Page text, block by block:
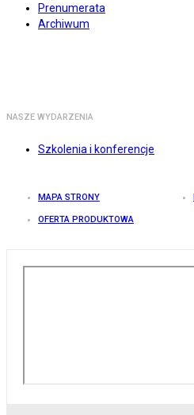
Prenumerata
Archiwum
NASZE WYDARZENIA
Szkolenia i konferencje
MAPA STRONY
OFERTA PRODUKTOWA